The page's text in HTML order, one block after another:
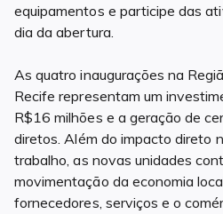
equipamentos e participe das
dia da abertura.
As quatro inaugurações na
Recife representam um
R$16 milhões e a geração de
diretos. Além do impacto direto
trabalho, as novas unidades
movimentação da economia
fornecedores, serviços e o